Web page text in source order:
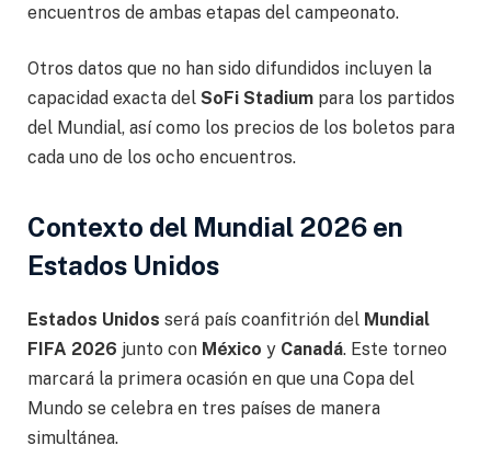
encuentros de ambas etapas del campeonato.
Otros datos que no han sido difundidos incluyen la
capacidad exacta del SoFi Stadium para los partidos
del Mundial, así como los precios de los boletos para
cada uno de los ocho encuentros.
Contexto del Mundial 2026 en
Estados Unidos
Estados Unidos será país coanfitrión del Mundial
FIFA 2026 junto con México y Canadá. Este torneo
marcará la primera ocasión en que una Copa del
Mundo se celebra en tres países de manera
simultánea.